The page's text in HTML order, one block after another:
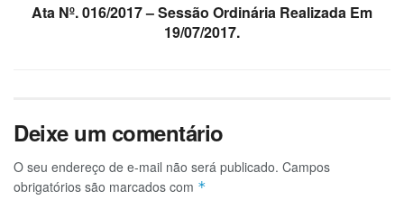
Ata Nº. 016/2017 – Sessão Ordinária Realizada Em
19/07/2017.
Deixe um comentário
O seu endereço de e-mail não será publicado. Campos
obrigatórios são marcados com *